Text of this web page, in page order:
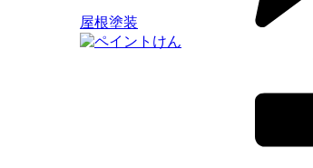
屋根塗装